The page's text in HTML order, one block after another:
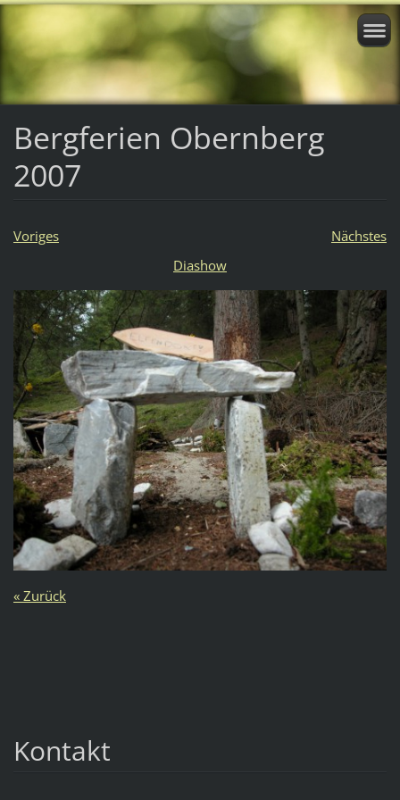
Bergferien Obernberg
2007
Voriges
Nächstes
Diashow
« Zurück
Kontakt